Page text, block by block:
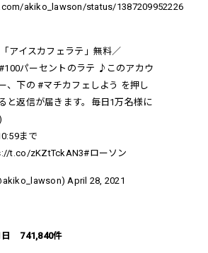
akiko_lawson/status/1387209952226
アイスカフェラテ」無料／
パーセントのラテ ♪このアカウ
、下の#マチカフェしよう を押し
と返信が届きます。毎日1万名様に
まで
t.co/zKZtTckAN3#ローソン
April 28, 2021
日 741,840件